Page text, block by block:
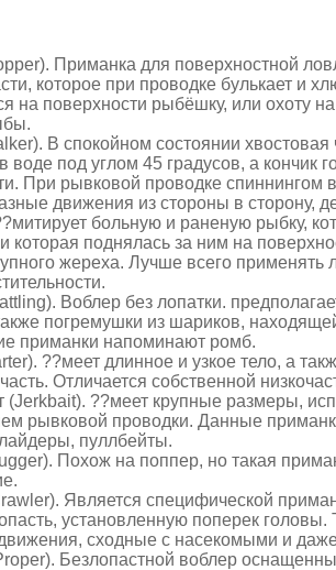
Приманка для поверхностной
которое при проводке булькает и
на поверхности рыбёшку, или охоту
В спокойном состоянии хвостовая
воде под углом 45 градусов, а кончик
При рывковой проводке спиннингом
движения из стороны в сторону,
больную и раненую рыбку,
которая поднялась за ним на
жереха. Лучше всего применять
Воблер без лопатки.
погремушки из шариков,
приманки напоминают ромб.
??меет длинное и узкое тело, а
Отличается собственной
(Jerkbait). ??меет крупные размеры,
рывковой проводки. Данные
пуллбейты.
Похож на поппер, но такая
Является специфической
установленную поперек головы.
сходные с насекомыми и
Безлопастной воблер